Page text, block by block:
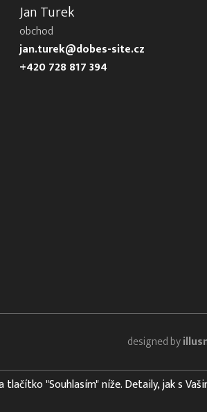
Jan Turek
obchod
jan.turek@dobes-site.cz
+420 728 817 394
designed by
"Souhlasím" níže. Detaily, jak s